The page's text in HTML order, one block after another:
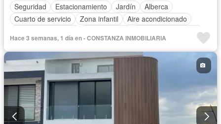
Seguridad
Estacionamiento Jardín
Alberca
Cuarto de servicio
Zona infantil
Aire acondicionado
Caseta de vigilancia
Recámara con closet
Conserje Sin amueblar
Hace 3 semanas, 1 día en - CONSTANZA INMOBILIARIA